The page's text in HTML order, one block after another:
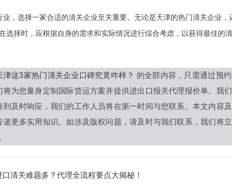
业，选择一家合适的清关企业至关重要。无论是天津的热门清关企业
选择时，应根据自身的需求和实际情况进行综合考虑，以获得最佳的清
津这3家热门清关企业口碑究竟咋样？ 的全部内容，只需通过预
将为您量身定制国际货运方案并提供进出口报关代理报价单。我
到及时响应，我们的工作人员将在第一时间与您联系。本文内容
递更多实用知识。如涉及版权问题，请及时与我们联系，我们将
清关难题多？代理全流程要点大揭秘！